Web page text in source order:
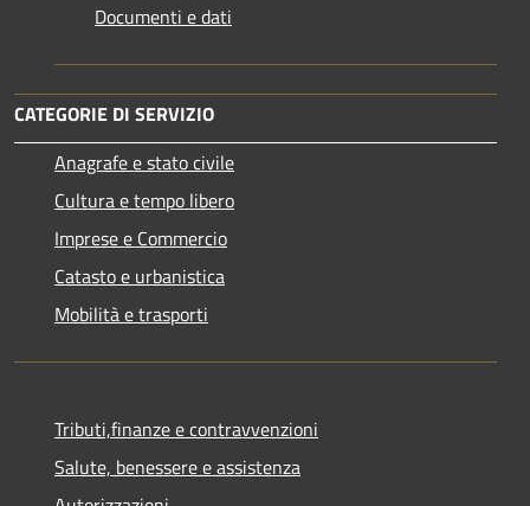
Documenti e dati
CATEGORIE DI SERVIZIO
Anagrafe e stato civile
Cultura e tempo libero
Imprese e Commercio
Catasto e urbanistica
Mobilità e trasporti
Tributi,finanze e contravvenzioni
Salute, benessere e assistenza